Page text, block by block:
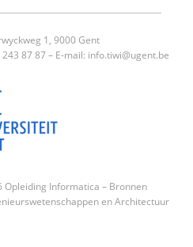
1, 9000 Gent
87 87 – E-mail: info.tiwi@ugent.be
Opleiding Informatica – Bronnen
en Architectuur